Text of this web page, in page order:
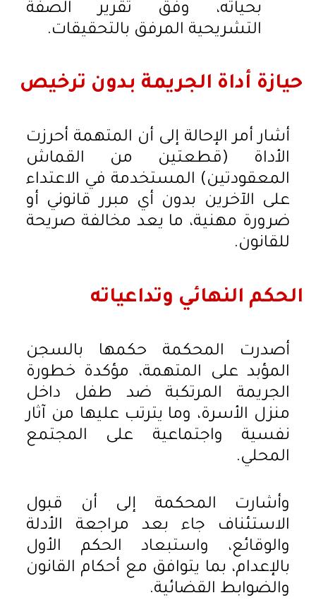
بحياته، وفق تقرير الصفة
التشريحية المرفق بالتحقيقات.
حيازة أداة الجريمة بدون ترخيص
أشار أمر الإحالة إلى أن المتهمة أحرزت
الأداة (قطعتين من القماش
المعقودتين) المستخدمة في الاعتداء
على الآخرين بدون أي مبرر قانوني أو
ضرورة مهنية، ما يعد مخالفة صريحة
للقانون.
الحكم النهائي وتداعياته
أصدرت المحكمة حكمها بالسجن
المؤبد على المتهمة، مؤكدة خطورة
الجريمة المرتكبة ضد طفل داخل
منزل الأسرة، وما يترتب عليها من آثار
نفسية واجتماعية على المجتمع
المحلي.
وأشارت المحكمة إلى أن قبول
الاستئناف جاء بعد مراجعة الأدلة
والوقائع، واستبعاد الحكم الأول
بالإعدام، بما يتوافق مع أحكام القانون
والضوابط القضائية.